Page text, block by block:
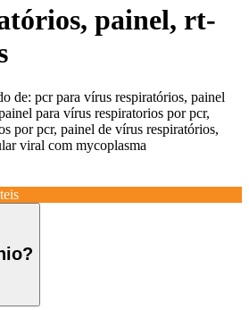
painel, rt-
de: pcr para vírus respiratórios, painel
para vírus respiratorios por pcr,
por pcr, painel de vírus respiratórios,
viral com mycoplasma